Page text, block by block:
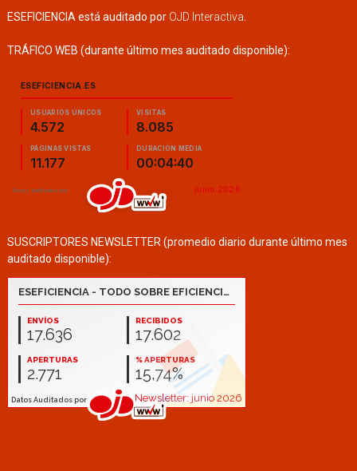
ESEFICIENCIA está auditado por OJD Interactiva
TRÁFICO WEB (durante último mes auditado disponible):
SUSCRIPTORES NEWSLETTER (promedio diario durante último mes
auditado disponible):